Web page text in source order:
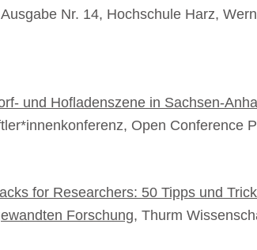
Nr. 14, Hochschule Harz,
und Hofladenszene in Sachsen-
Open Conference
for Researchers: 50 Tipps und
Forschung, Thurm